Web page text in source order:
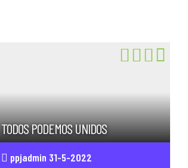
TODOS PODEMOS UNIDOS
ppjadmin 31-5-2022